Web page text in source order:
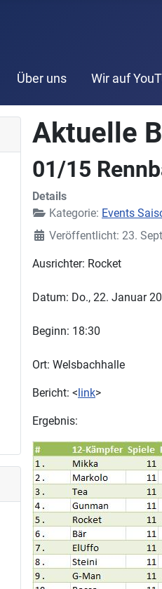
Über uns Wir auf
Aktuelle
01/15
Details
Kategorie: Events
Veröffentlicht: 23.
Ausrichter: Rocket
Datum: Do., 22. Januar
Beginn: 18:30
Ort: Welsbachhalle
Bericht: <link>
Ergebnis: